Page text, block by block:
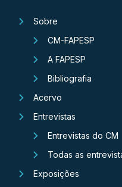
Sobre
CM-FAPESP
A FAPESP
Bibliografia
Acervo
Entrevistas
Entrevistas do CM
Todas as
Exposições